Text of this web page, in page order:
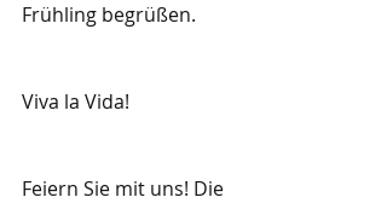
Frühling begrüßen.
Viva la Vida!
Feiern Sie mit uns! Die